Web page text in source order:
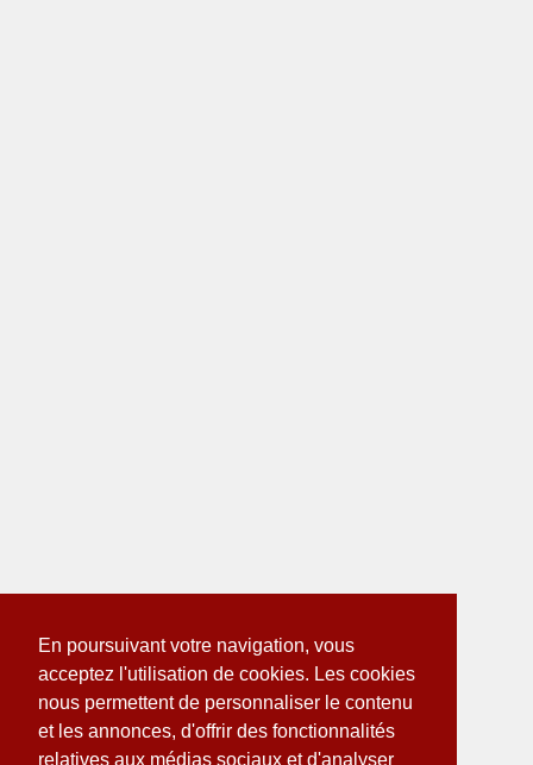
En poursuivant votre navigation, vous
acceptez l'utilisation de cookies. Les cookies
nous permettent de personnaliser le contenu
et les annonces, d'offrir des fonctionnalités
relatives aux médias sociaux et d'analyser